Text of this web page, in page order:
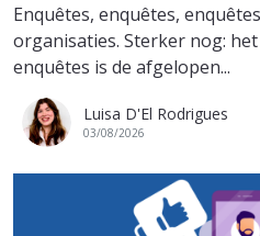
Enquêtes, enquêtes,
organisaties. Sterker nog:
enquêtes is de afgelopen...
Luisa D'El Rodrigues
03/08/2026